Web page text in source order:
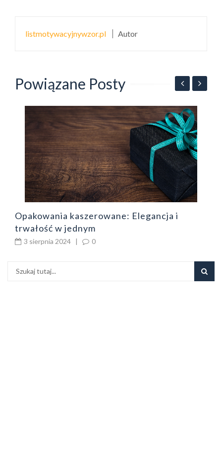
listmotywacyjnywzor.pl Autor
Powiązane Posty
Opakowania kaszerowane: Elegancja i
trwałość w jednym
3 sierpnia 2024 | 0